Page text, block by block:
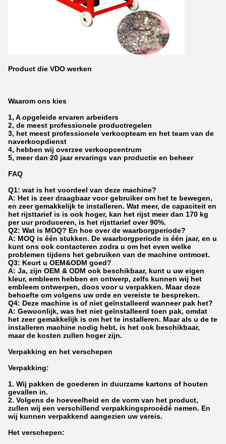
Product die VDO werken
Waarom ons kies
1, A opgeleide ervaren arbeiders
2, de meest professionele productregelen
3, het meest professionele verkoopteam en het team van de
naverkoopdienst
4, hebben wij overzee verkoopcentrum
5, meer dan 20 jaar ervarings van productie en beheer
FAQ
Q1: wat is het voordeel van deze machine?
A: Het is zeer draagbaar voor gebruiker om het te bewegen,
en zeer gemakkelijk te installeren. Wat meer, de capaciteit en
het rijsttarief is is ook hoger, kan het rijst meer dan 170 kg
per uur produceren, is het rijsttarief over 90%.
Q2: Wat is MOQ? En hoe over de waarborgperiode?
A: MOQ is één stukken. De waarborgperiode is één jaar, en u
kunt ons ook contacteren zodra u om het even welke
problemen tijdens het gebruiken van de machine ontmoet.
Q3: Keurt u OEM&ODM goed?
A: Ja, zijn OEM & ODM ook beschikbaar, kunt u uw eigen
kleur, embleem hebben en ontwerp, zelfs kunnen wij het
embleem ontwerpen, doos voor u verpakken. Maar deze
behoefte om volgens uw orde en vereiste te bespreken.
Q4: Deze machine is of niet geïnstalleerd wanneer pak het?
A: Gewoonlijk, was het niet geïnstalleerd toen pak, omdat
het zeer gemakkelijk is om het te installeren. Maar als u de te
installeren machine nodig hebt, is het ook beschikbaar,
maar de kosten zullen hoger zijn.
Verpakking en het verschepen
Verpakking:
1. Wij pakken de goederen in duurzame kartons of houten
gevallen in.
2. Volgens de hoeveelheid en de vorm van het product,
zullen wij een verschillend verpakkingsprocédé nemen. En
wij kunnen verpakkend aangezien uw vereis.
Het verschepen: